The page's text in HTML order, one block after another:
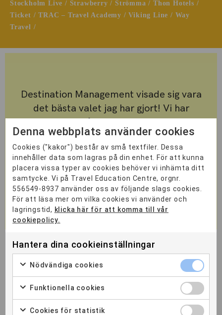
Stockholm Live / Strawberry / Strömma / Thon Hotels /
Ticket / TRAC – Travel Academy / Viking Line / Way
Travel /
Destination Management visade sig vara
det bästa valet jag har gjort! Vi har
verkligen fått träffa kunniga och
engagerade människor inom branschen
och alla lärare har varit toppen. Jag kan
starkt rekommendera er som vill arbeta
med utveckling inom besöksnäringen att
gå denna utbildning.
Student
YH-UTBILDNINGAR
SÅ ANSÖKER DU
Denna webbplats använder cookies
Cookies ("kakor") består av små textfiler. Dessa
innehåller data som lagras på din enhet. För att kunna
placera vissa typer av cookies behöver vi inhämta ditt
samtycke. Vi på Travel Education Centre, orgnr.
556549-8937 använder oss av följande slags cookies.
För att läsa mer om vilka cookies vi använder och
lagringstid, klicka här för att komma till vår
cookiepolicy.
Hantera dina cookieinställningar
Nödvändiga cookies
Funktionella cookies
Cookies för statistik